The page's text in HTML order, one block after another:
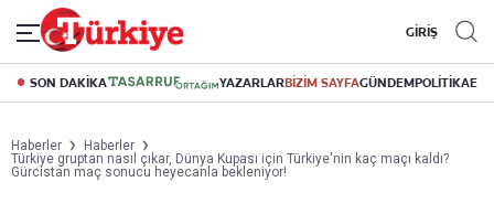
GİRİŞ
SON DAKİKA YAZARLARBİZİM SAYFAGÜNDEMPOLİTİKA
Haberler
Haberler
Türkiye gruptan nasıl çıkar, Dünya Kupası için Türkiye'nin kaç maçı kaldı?
Gürcistan maç sonucu heyecanla bekleniyor!